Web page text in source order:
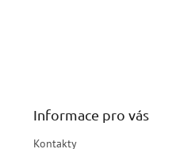
Informace pro vás
Kontakty